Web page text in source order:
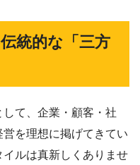
統的な「三方
て、企業・顧客・社
を理想に掲げてきてい
ルは真新しくありませ